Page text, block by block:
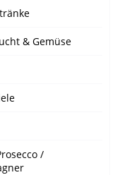
& Gemüse
/